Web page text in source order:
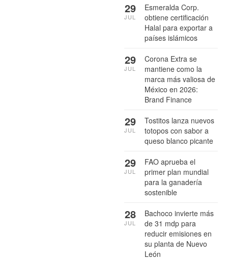
Esmeralda Corp.
obtiene certificación
Halal para exportar a
países islámicos
29
JUL
Corona Extra se
mantiene como la
marca más valiosa de
México en 2026:
Brand Finance
29
JUL
Tostitos lanza nuevos
totopos con sabor a
queso blanco picante
29
JUL
FAO aprueba el
primer plan mundial
para la ganadería
sostenible
29
JUL
Bachoco invierte más
de 31 mdp para
reducir emisiones en
su planta de Nuevo
León
28
JUL